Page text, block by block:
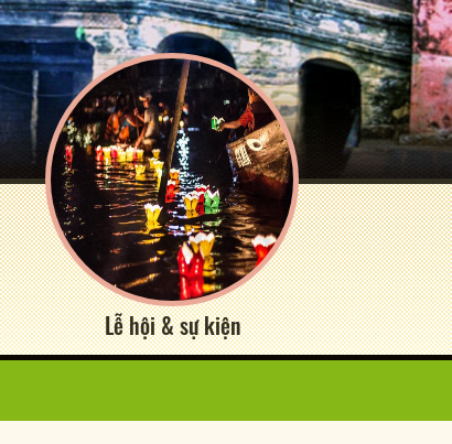
Lễ hội & sự kiện